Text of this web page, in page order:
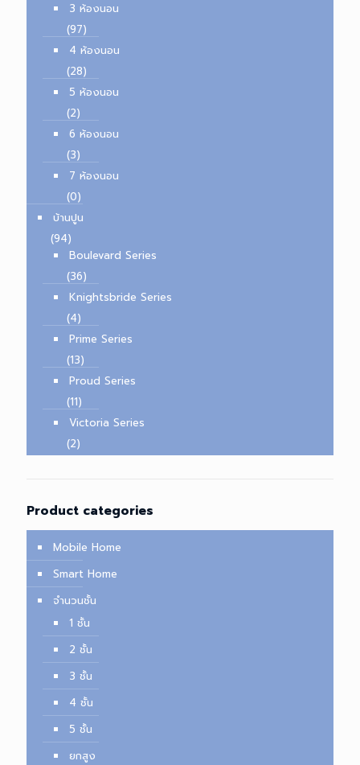
3 ห้องนอน
(97)
4 ห้องนอน
(28)
5 ห้องนอน
(2)
6 ห้องนอน
(3)
7 ห้องนอน
(0)
บ้านปูน
(94)
Boulevard Series
(36)
Knightsbride Series
(4)
Prime Series
(13)
Proud Series
(11)
Victoria Series
(2)
Product categories
Mobile Home
Smart Home
จำนวนชั้น
1 ชั้น
2 ชั้น
3 ชั้น
4 ชั้น
5 ชั้น
ยกสูง